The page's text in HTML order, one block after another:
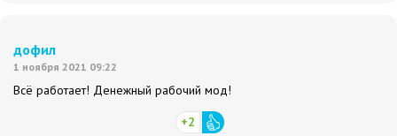
дофил
1 ноября 2021 09:22
Всё работает! Денежный рабочий мод!
+2